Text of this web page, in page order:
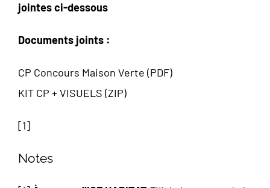
jointes ci-dessous
Documents joints :
CP Concours Maison Verte (PDF)
KIT CP + VISUELS (ZIP)
[1]
Notes